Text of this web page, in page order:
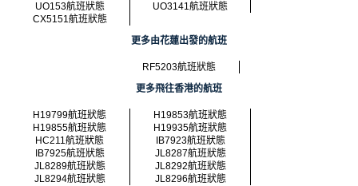
UO153航班狀態
UO3141航班狀態
CX5151航班狀態
更多由花蓮出發的航班
RF5203航班狀態
更多飛往香港的航班
H19799航班狀態
H19853航班狀態
H19855航班狀態
H19935航班狀態
HC211航班狀態
IB7923航班狀態
IB7925航班狀態
JL8287航班狀態
JL8289航班狀態
JL8292航班狀態
JL8294航班狀態
JL8296航班狀態